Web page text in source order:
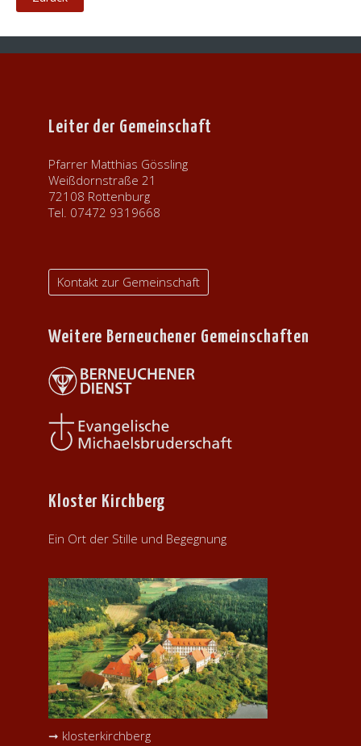
Leiter der Gemeinschaft
Pfarrer Matthias Gössling
Weißdornstraße 21
72108 Rottenburg
Tel. 07472 9319668
Kontakt zur Gemeinschaft
Weitere Berneuchener Gemeinschaften
Kloster Kirchberg
Ein Ort der Stille und Begegnung
➞ klosterkirchberg